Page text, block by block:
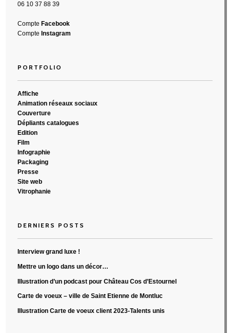
06 10 37 88 39
Compte Facebook
Compte Instagram
PORTFOLIO
Affiche
Animation réseaux sociaux
Couverture
Dépliants catalogues
Edition
Film
Infographie
Packaging
Presse
Site web
Vitrophanie
DERNIERS POSTS
Interview grand luxe !
Mettre un logo dans un décor…
Illustration d’un podcast pour Château Cos d’Estournel
Carte de voeux – ville de Saint Etienne de Montluc
Illustration Carte de voeux client 2023-Talents unis